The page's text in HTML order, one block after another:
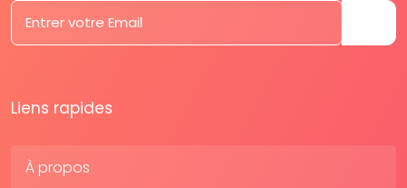
Liens rapides
À propos